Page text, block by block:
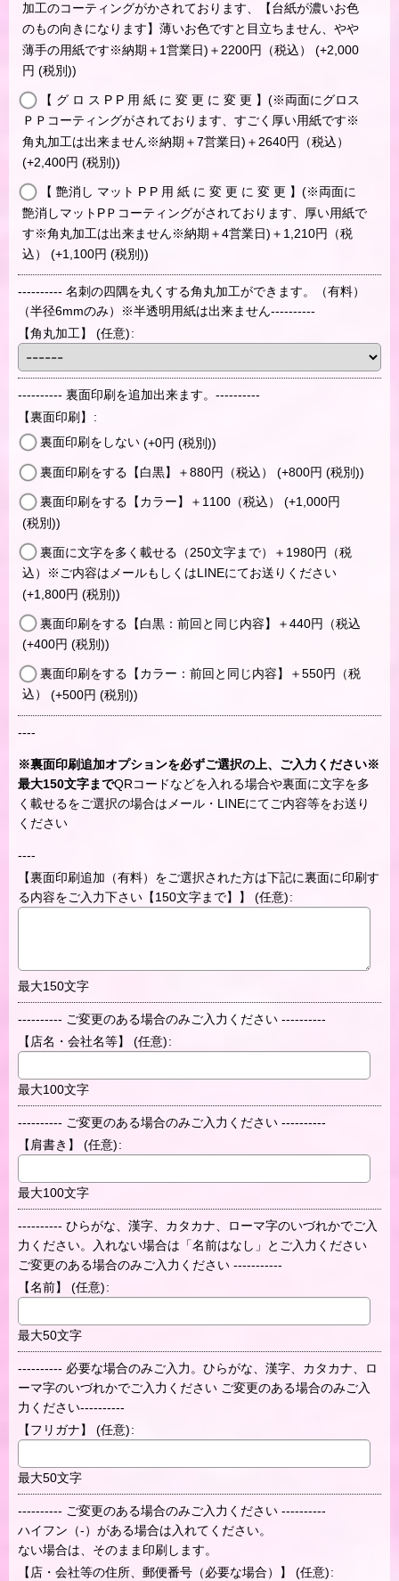
加工のコーティングがかされております、【台紙が濃いお色
のもの向きになります】薄いお色ですと目立ちません、やや
薄手の用紙です※納期＋1営業日)＋2200円（税込） (+2,000
円 (税別))
【 グ ロ ス P P 用 紙 に 変 更 に 変 更 】(※両面にグロス
ＰＰコーティングがされております、すごく厚い用紙です※
角丸加工は出来ません※納期＋7営業日)＋2640円（税込）
(+2,400円 (税別))
【 艶消し マット P P 用 紙 に 変 更 に 変 更 】(※両面に
艶消しマットPＰコーティングがされております、厚い用紙で
す※角丸加工は出来ません※納期＋4営業日)＋1,210円（税
込） (+1,100円 (税別))
---------- 名刺の四隅を丸くする角丸加工ができます。（有料）
（半径6mmのみ）※半透明用紙は出来ません----------
【角丸加工】 (任意):
---------- 裏面印刷を追加出来ます。----------
【裏面印刷】
:
裏面印刷をしない (+0円 (税別))
裏面印刷をする【白黒】＋880円（税込） (+800円 (税別))
裏面印刷をする【カラー】＋1100（税込） (+1,000円
(税別))
裏面に文字を多く載せる（250文字まで）＋1980円（税
込）※ご内容はメールもしくはLINEにてお送りください
(+1,800円 (税別))
裏面印刷をする【白黒：前回と同じ内容】＋440円（税込
(+400円 (税別))
裏面印刷をする【カラー：前回と同じ内容】＋550円（税
込） (+500円 (税別))
----
※裏面印刷追加オプションを必ずご選択の上、ご入力ください※
最大150文字までQRコードなどを入れる場合や裏面に文字を多
く載せるをご選択の場合はメール・LINEにてご内容等をお送り
ください
----
【裏面印刷追加（有料）をご選択された方は下記に裏面に印刷す
る内容をご入力下さい【150文字まで】】 (任意):
最大150文字
---------- ご変更のある場合のみご入力ください ----------
【店名・会社名等】 (任意):
最大100文字
---------- ご変更のある場合のみご入力ください ----------
【肩書き】 (任意):
最大100文字
---------- ひらがな、漢字、カタカナ、ローマ字のいづれかでご入
力ください。入れない場合は「名前はなし」とご入力ください
ご変更のある場合のみご入力ください -----------
【名前】 (任意):
最大50文字
---------- 必要な場合のみご入力。ひらがな、漢字、カタカナ、ロ
ーマ字のいづれかでご入力ください ご変更のある場合のみご入
力ください----------
【フリガナ】 (任意):
最大50文字
---------- ご変更のある場合のみご入力ください ----------
ハイフン（-）がある場合は入れてください。
ない場合は、そのまま印刷します。
【店・会社等の住所、郵便番号（必要な場合）】 (任意):